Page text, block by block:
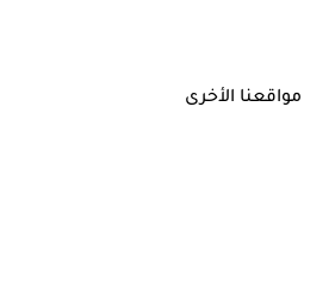
مواقعنا الأخرى